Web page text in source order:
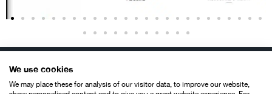
We use cookies
We may place these for analysis of our visitor data, to improve our website,